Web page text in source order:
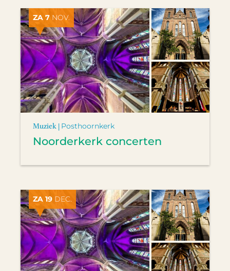
ZA 7 NOV.
Muziek | Posthoornkerk
Noorderkerk concerten
ZA 19 DEC.